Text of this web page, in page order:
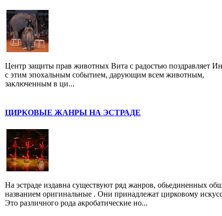
Центр защиты прав животных Вита с радостью поздравляет
с этим эпохальным событием, дарующим всем животным,
заключенным в ци...
ЦИРКОВЫЕ ЖАНРЫ НА ЭСТРАДЕ
На эстраде издавна существуют ряд жанров, обьединенных
названием оригинальные . Они принадлежат цирковому
Это различного рода акробатические но...